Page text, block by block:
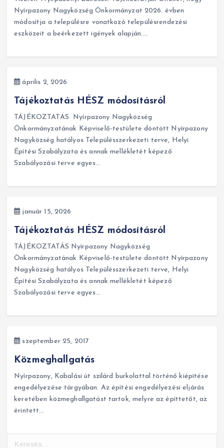
Nyírpazony Nagyközség Önkormányzat 2026. évben
módosítja a településre vonatkozó településrendezési
eszközeit a beérkezett igények alapján.…
április 2, 2026
Tájékoztatás HÉSZ módosításról
TÁJÉKOZTATÁS Nyírpazony Nagyközség
Önkormányzatának Képviselő-testülete döntött Nyírpazony
Nagyközség hatályos Településszerkezeti terve, Helyi
Építési Szabályzata és annak mellékletét képező
Szabályozási terve egyes…
január 15, 2026
Tájékoztatás HÉSZ módosításról
TÁJÉKOZTATÁS Nyírpazony Nagyközség
Önkormányzatának Képviselő-testülete döntött Nyírpazony
Nagyközség hatályos Településszerkezeti terve, Helyi
Építési Szabályzata és annak mellékletét képező
Szabályozási terve egyes…
szeptember 25, 2017
Közmeghallgatás
Nyírpazony, Kabalási út szilárd burkolattal történő kiépítése
engedélyezése tárgyában. Az építési engedélyezési eljárás
keretében közmeghallgatást tartok, melyre az építtetőt, az
érintett…